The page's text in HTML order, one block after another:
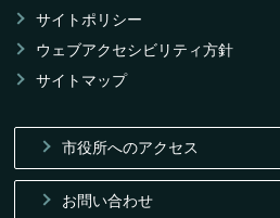
サイトポリシー
ウェブアクセシビリティ方針
サイトマップ
市役所へのアクセス
お問い合わせ